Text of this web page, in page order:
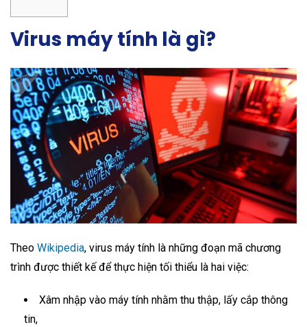
Virus máy tính là gì?
Theo Wikipedia, virus máy tính là những đoạn mã chương
trình được thiết kế để thực hiện tối thiểu là hai việc:
Xâm nhập vào máy tính nhằm thu thập, lấy cắp thông
tin,